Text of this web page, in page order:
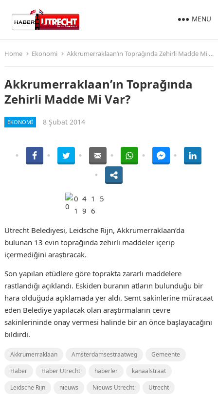
MENU
Home Ekonomi Akkrumerraklaan’ın Toprağında Zehirli Madde Mi Var?
Akkrumerraklaan’ın Toprağında
Zehirli Madde Mi Var?
EKONOMI 8 Şubat 2014
Utrecht Belediyesi, Leidsche Rijn, Akkrumerraklaan’da
bulunan 13 evin toprağında zehirli maddeler içerip
içermediğini araştıracak.
Son yapılan etüdlere göre toprakta zararlı maddelere
rastlandığı açıklandı. Eskiden buranın atların bulunduğu bir
hara olduğuda açıklamada yer aldı. Semt sakinlerine müracaat
eden Belediye yapılacak olan araştırmaların cevre
sakinlerininde onay vermesi halinde bir an önce başlayacağını
bildirdi.
Akkrumerraklaan Amsterdamsestraatweg
Gemeente
Haber
Haber Utrecht haberler
kanaalstraat
Leidsche Rijn
nieuws Nieuws Utrecht
Utrecht